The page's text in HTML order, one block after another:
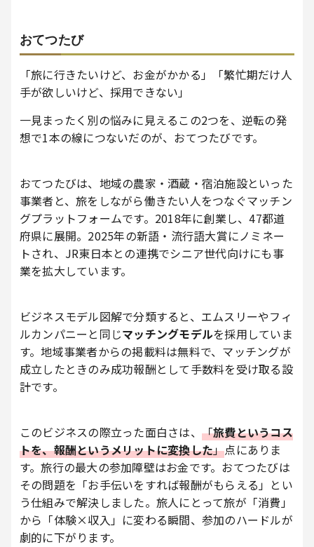
おてつたび
「旅に行きたいけど、お金がかかる」「繁忙期だけ人
手が欲しいけど、採用できない」
一見まったく別の悩みに見えるこの2つを、逆転の発
想で1本の線につないだのが、おてつたびです。
おてつたびは、地域の農家・酒蔵・宿泊施設といった
事業者と、旅をしながら働きたい人をつなぐマッチン
グプラットフォームです。2018年に創業し、47都道
府県に展開。2025年の新語・流行語大賞にノミネー
トされ、JR東日本との連携でシニア世代向けにも事
業を拡大しています。
ビジネスモデル図解で分類すると、エムスリーやフィ
ルカンパニーと同じマッチングモデルを採用していま
す。地域事業者からの掲載料は無料で、マッチングが
成立したときのみ成功報酬として手数料を受け取る設
計です。
このビジネスの際立った面白さは、 「旅費というコス
トを、報酬というメリットに変換した」点にありま
す。旅行の最大の参加障壁はお金です。おてつたびは
その問題を「お手伝いをすれば報酬がもらえる」とい
う仕組みで解決しました。旅人にとって旅が「消費」
から「体験×収入」に変わる瞬間、参加のハードルが
劇的に下がります。